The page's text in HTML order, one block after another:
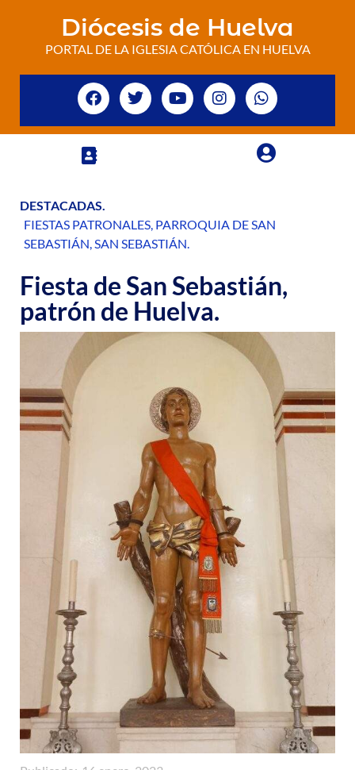
Diócesis de Huelva
PORTAL DE LA IGLESIA CATÓLICA EN HUELVA
DESTACADAS.
FIESTAS PATRONALES, PARROQUIA DE SAN
SEBASTIÁN,SAN SEBASTIÁN.
Fiesta de San Sebastián,
patrón de Huelva.